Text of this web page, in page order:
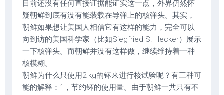
目前还没有任何直接证据能证实这一点，外界仍然怀
疑朝鲜到底有没有能装载在导弹上的核弹头。其实，
朝鲜如果想让美国人相信它有这样的能力，完全可以
向到访的美国科学家（比如Siegfried S. Hecker）展示
一下核弹头。而朝鲜并没有这样做，继续维持着一种
核模糊。
朝鲜为什么只使用2 kg的钚来进行核试验呢？有三种可
能的解释：1，节约钚的使用量。由于朝鲜一共只有不